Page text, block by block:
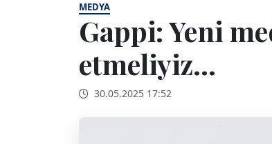
MEDYA
Gappi: Yeni
etmeliyiz...
30.05.2025 17:52